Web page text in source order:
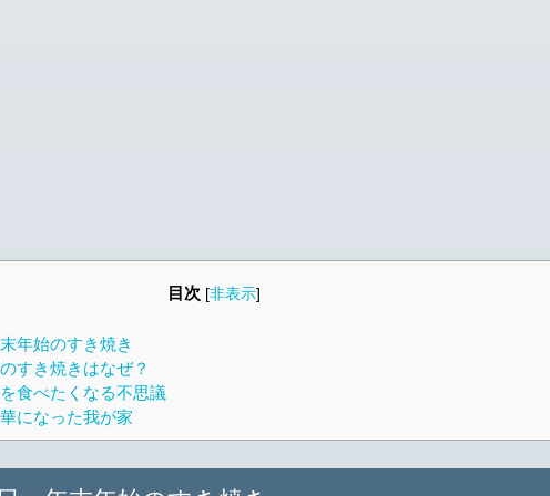
目次 [非表示]
年始のすき焼き
すき焼きはなぜ？
食べたくなる不思議
になった我が家